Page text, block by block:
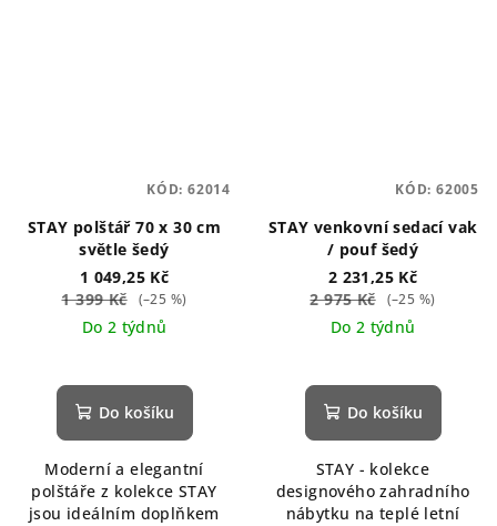
STAY polštář 70 x 30 cm
světle šedý
1 049,25 Kč
1 399 Kč
(–25 %)
Do 2 týdnů
Do košíku
Moderní a elegantní
polštáře z kolekce STAY
jsou ideálním doplňkem
KÓD: 62014
STAY venkovní sedací vak
/ pouf šedý
2 231,25 Kč
2 975 Kč
(–25 %)
Do 2 týdnů
Do košíku
STAY - kolekce
designového zahradního
nábytku na teplé letní
KÓD: 62005